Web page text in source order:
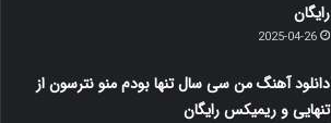
رایگان
2025-04-26
دانلود آهنگ من سی سال تنها بودم منو نترسون از
تنهایی و ریمیکس رایگان